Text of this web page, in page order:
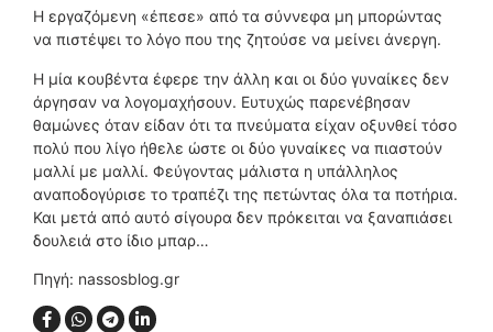
Η εργαζόμενη «έπεσε» από τα σύννεφα μη μπορώντας
να πιστέψει το λόγο που της ζητούσε να μείνει άνεργη.
Η μία κουβέντα έφερε την άλλη και οι δύο γυναίκες δεν
άργησαν να λογομαχήσουν. Ευτυχώς παρενέβησαν
θαμώνες όταν είδαν ότι τα πνεύματα είχαν οξυνθεί τόσο
πολύ που λίγο ήθελε ώστε οι δύο γυναίκες να πιαστούν
μαλλί με μαλλί. Φεύγοντας μάλιστα η υπάλληλος
αναποδογύρισε το τραπέζι της πετώντας όλα τα ποτήρια.
Και μετά από αυτό σίγουρα δεν πρόκειται να ξαναπιάσει
δουλειά στο ίδιο μπαρ…
Πηγή: nassosblog.gr